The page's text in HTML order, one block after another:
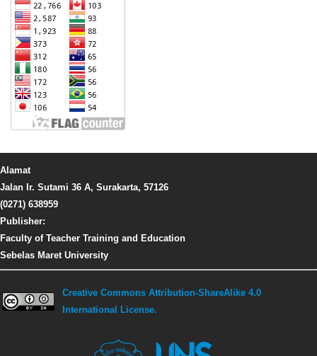
Alamat
Jalan Ir. Sutami 36 A, Surakarta, 57126
(0271) 638959
Publisher:
Faculty of Teacher Training and Education
Sebelas Maret University
Creative Commons Attribution-ShareAlike 4.0
International License.